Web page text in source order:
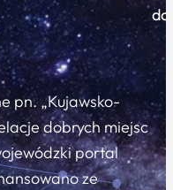
pn. „Kujawsko-
dobrych miejsc
portal
ze